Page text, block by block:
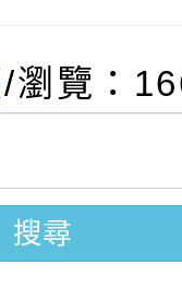
第7次代
學年
及新住
115學
」金融知
/瀏覽：
搜尋